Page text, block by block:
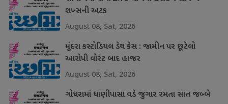
શખ્સની અટક
August 08, Sat, 2026
મુંદરા કસ્ટોડિયલ ડેથ કેસ : જામીન પર છૂટેલો
આરોપી વોરંટ બાદ હાજર
August 08, Sat, 2026
ગોધરામાં ધાણીપાસા વડે જુગાર રમતા સાત જબ્બે